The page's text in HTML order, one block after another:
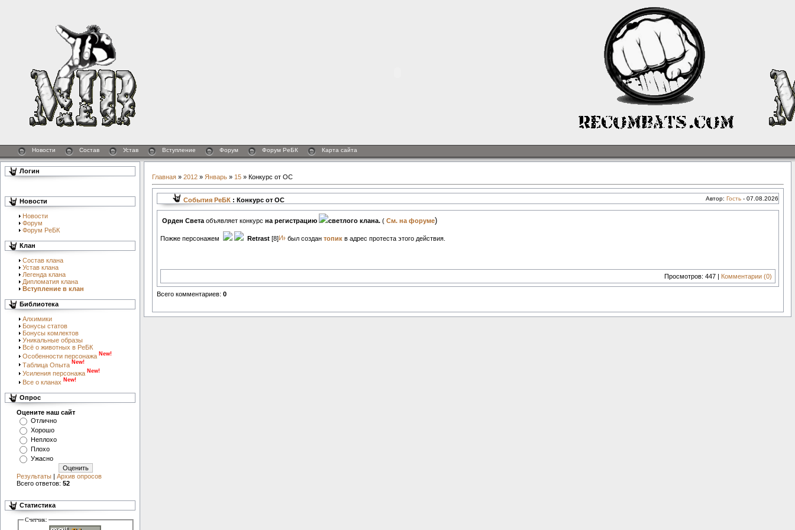
Новости Состав Устав Вступление Форум Форум РеБК Карта сайта
Логин
Новости
Новости
Форум
Форум РеБК
Клан
Состав клана
Устав клана
Легенда клана
Дипломатия клана
Вступление в клан
Библиотека
Алхимики
Бонусы статов
Бонусы комлектов
Уникальные образы
Всё о животных в РеБК
Особенности персонажа New!
Таблица Опыта New!
Усиления персонажа New!
Все о кланах New!
Опрос
Оцените наш сайт
Отлично
Хорошо
Неплохо
Плохо
Ужасно
Результаты | Архив опросов
Всего ответов: 52
Статистика
Счетчик:
Главная» 2012 » Январь » 15» Конкурс от ОС
События РеБК: Конкурс от ОС Автор: Гость- 07.08.2026
Орден Светаобъявляет конкурс на регистрацию светлого клана.(См. на форуме)
Пожже персонажем Retrast[8] был создан топикв адрес протеста этого действия.
Просмотров: 447 | Комментарии (0)
Всего комментариев: 0